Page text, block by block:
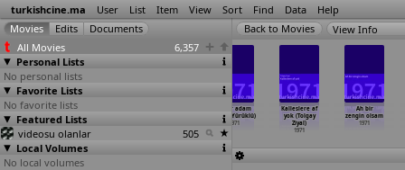
turkishcine.ma User List Item View Sort Find Data Help
All Movies
6,357
Personal Lists
No personal lists
Favorite Lists
No favorite lists
Featured Lists
videosu olanlar
505
Local Volumes
No local volumes
View Info
Seks ve silah
(Suat Yusuf)
1971
Süper adam
(Cavit Yürüklü)
1971
Kalleslere af
yok (Tolgay
Ziyal)
1971
Ah bir
zengin olsam
1971